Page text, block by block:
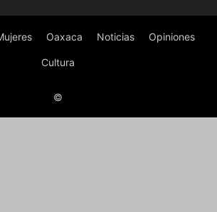
Oaxaca Noticias Opiniones
Cultura
©